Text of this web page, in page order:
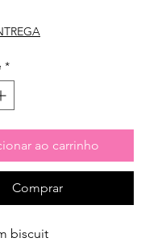
*
ao carrinho
Comprar
biscuit